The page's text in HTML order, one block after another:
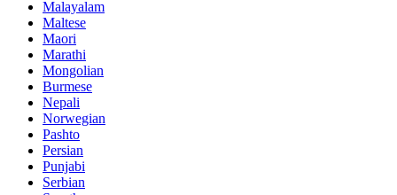
Malayalam
Maltese
Maori
Marathi
Mongolian
Burmese
Nepali
Norwegian
Pashto
Persian
Punjabi
Serbian